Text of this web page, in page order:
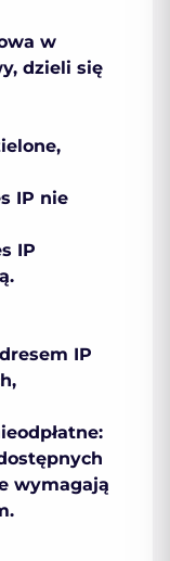
w
dzieli się
IP nie
IP
IP
wymagają